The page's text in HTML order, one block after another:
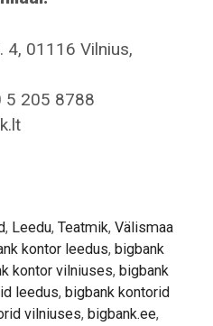
4, 01116 Vilnius,
5 205 8788
, Leedu, Teatmik, Välismaa
kontor leedus, bigbank
kontor vilniuses, bigbank
leedus, bigbank kontorid
vilniuses, bigbank.ee,